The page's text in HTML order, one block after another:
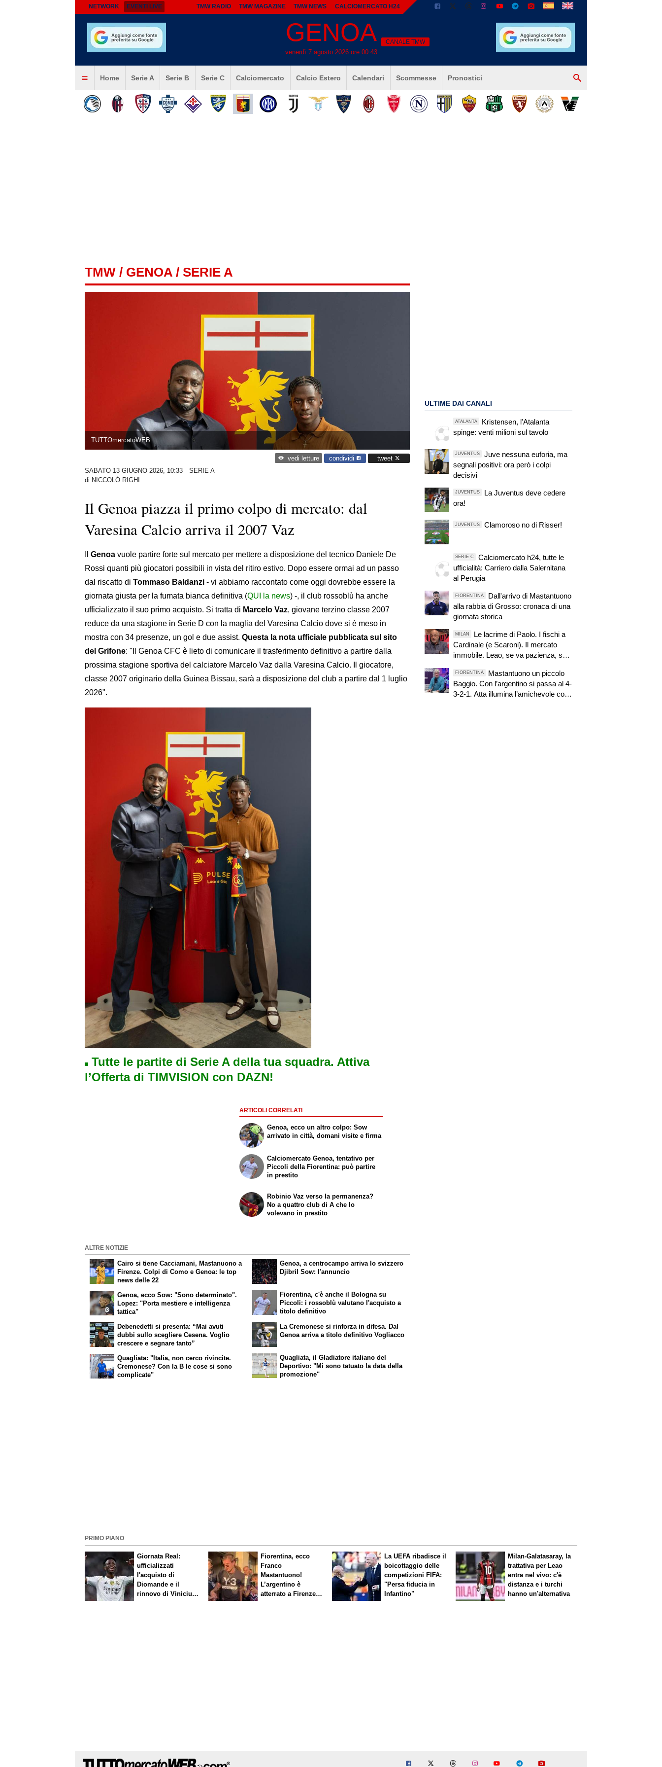
NETWORK EVENTI LIVE TMW RADIO TMW MAGAZINE TMW NEWS CALCIOMERCATO H24
GENOA
venerdì 7 agosto 2026 ore 00:43
CANALE TMW
Home Serie A Serie B Serie C Calciomercato Calcio Estero Calendari Scommesse Pronostici
TMW / GENOA / SERIE A
TUTTOmercatoWEB
vedi letture condividi
tweet
SABATO 13 GIUGNO 2026, 10:33
SERIE A
di NICCOLÒ RIGHI
Il Genoa piazza il primo colpo di mercato: dal
Varesina Calcio arriva il 2007 Vaz
Genoa vuole partire forte sul mercato per mettere a disposizione del tecnico Daniele De
Rossi quanti più giocatori possibili in vista del ritiro estivo. Dopo essere ormai ad un passo
dal riscatto di Tommaso Baldanzi - vi abbiamo raccontato come oggi dovrebbe essere la
giornata giusta per la fumata bianca definitiva (QUI la news) -, il club rossoblù ha anche
ufficializzato il suo primo acquisto. Si tratta di Marcelo Vaz, giovane terzino classe 2007
reduce da una stagione in Serie D con la maglia del Varesina Calcio dove si è meso in
mostra con 34 presenze, un gol e due assist. Questa la nota ufficiale pubblicata sul sito
del Grifone: "Il Genoa CFC è lieto di comunicare il trasferimento definitivo a partire dalla
prossima stagione sportiva del calciatore Marcelo Vaz dalla Varesina Calcio. Il giocatore,
classe 2007 originario della Guinea Bissau, sarà a disposizione del club a partire dal 1 luglio
2026".
Tutte le partite di Serie A della tua squadra. Attiva
l’Offerta di TIMVISION con DAZN!
ARTICOLI CORRELATI
Genoa, ecco un altro colpo: Sow
arrivato in città, domani visite e firma
Calciomercato Genoa, tentativo per
Piccoli della Fiorentina: può partire
in prestito
Robinio Vaz verso la permanenza?
No a quattro club di A che lo
volevano in prestito
ALTRE NOTIZIE
Cairo si tiene Cacciamani, Mastanuono a
Firenze. Colpi di Como e Genoa: le top
news delle 22
Genoa, ecco Sow: "Sono determinato".
Lopez: "Porta mestiere e intelligenza
tattica"
Genoa, a centrocampo arriva lo svizzero
Djibril Sow: l'annuncio
Fiorentina, c'è anche il Bologna su
Piccoli: i rossoblù valutano l'acquisto a
titolo definitivo
Debenedetti si presenta: “Mai avuti
dubbi sullo scegliere Cesena. Voglio
crescere e segnare tanto”
Quagliata: "Italia, non cerco rivincite.
Cremonese? Con la B le cose si sono
complicate"
La Cremonese si rinforza in difesa. Dal
Genoa arriva a titolo definitivo Vogliacco
Quagliata, il Gladiatore italiano del
Deportivo: "Mi sono tatuato la data della
promozione"
ULTIME DAI CANALI
ATALANTA
Kristensen, l'Atalanta
spinge: venti milioni sul tavolo
JUVENTUS
Juve nessuna euforia, ma
segnali positivi: ora però i colpi
decisivi
JUVENTUS
La Juventus deve cedere
ora!
JUVENTUS Clamoroso no di Risser!
SERIE C
Calciomercato h24, tutte le
ufficialità: Carriero dalla Salernitana
al Perugia
FIORENTINA
Dall'arrivo di Mastantuono
alla rabbia di Grosso: cronaca di una
giornata storica
MILAN
Le lacrime di Paolo. I fischi a
Cardinale (e Scaroni). Il mercato
immobile. Leao, se va pazienza, se
FIORENTINA
Mastantuono un piccolo
Baggio. Con l’argentino si passa al 4-
3-2-1. Atta illumina l’amichevole con
PRIMO PIANO
Giornata Real:
ufficializzati
l'acquisto di
Diomande e il
rinnovo di Vinicius.
Fiorentina, ecco
Franco
Mastantuono!
L’argentino è
atterrato a Firenze,
La UEFA ribadisce il
boicottaggio delle
competizioni FIFA:
"Persa fiducia in
Infantino"
Milan-Galatasaray, la
trattativa per Leao
entra nel vivo: c'è
distanza e i turchi
hanno un'alternativa